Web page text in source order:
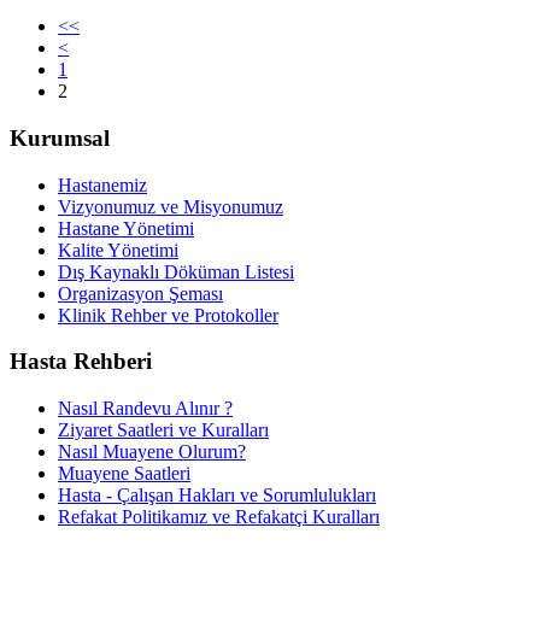
<<
<
1
2
Kurumsal
Hastanemiz
Vizyonumuz ve Misyonumuz
Hastane Yönetimi
Kalite Yönetimi
Dış Kaynaklı Döküman Listesi
Organizasyon Şeması
Klinik Rehber ve Protokoller
Hasta Rehberi
Nasıl Randevu Alınır ?
Ziyaret Saatleri ve Kuralları
Nasıl Muayene Olurum?
Muayene Saatleri
Hasta - Çalışan Hakları ve Sorumlulukları
Refakat Politikamız ve Refakatçi Kuralları